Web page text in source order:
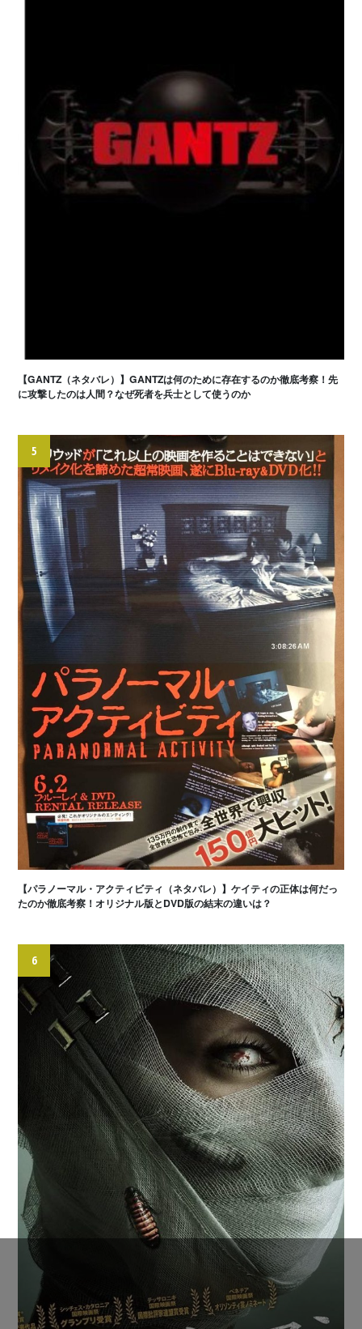
【GANTZ（ネタバレ）】GANTZは何のために存在するのか徹底考察！先
に攻撃したのは人間？なぜ死者を兵士として使うのか
5
【パラノーマル・アクティビティ（ネタバレ）】ケイティの正体は何だっ
たのか徹底考察！オリジナル版とDVD版の結末の違いは？
6